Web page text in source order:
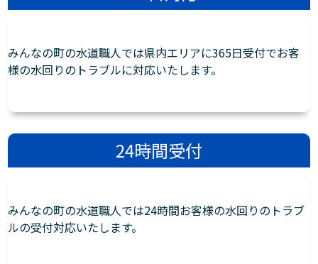
みんなの町の水道職人では県内エリアに365日受付でお客
様の水回りのトラブルに対応いたします。
24時間受付
みんなの町の水道職人では24時間お客様の水回りのトラブ
ルの受付対応いたします。